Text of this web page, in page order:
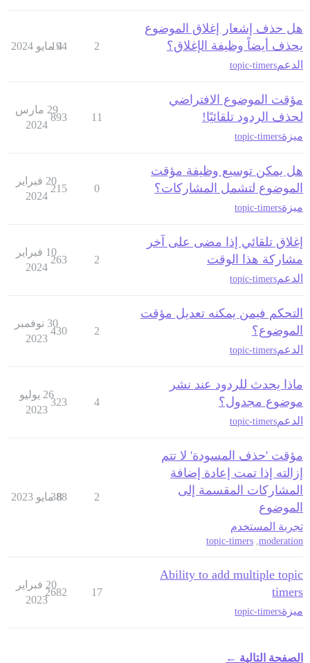
هل حذف إشعار إغلاق الموضوع
يحذف أيضاً وظيفة الإغلاق؟
الدعمtopic-timers
2
194
4 مايو 2024
مؤقت الموضوع الافتراضي
لحذف الردود تلقائيًا!
ميزةtopic-timers
11
893
29 مارس
2024
هل يمكن توسيع وظيفة مؤقت
الموضوع لتشمل المشاركات؟
ميزةtopic-timers
0
215
20 فبراير
2024
إغلاق تلقائي إذا مضى على آخر
مشاركة هذا الوقت
الدعمtopic-timers
2
263
10 فبراير
2024
التحكم فيمن يمكنه تعديل مؤقت
الموضوع؟
الدعمtopic-timers
2
430
30 نوفمبر
2023
ماذا يحدث للردود عند نشر
موضوع مجدول؟
الدعمtopic-timers
4
323
26 يوليو
2023
مؤقت 'حذف المسودة' لا تتم
إزالته إذا تمت إعادة إضافة
المشاركات المقسمة إلى
الموضوع
تجربة المستخدم
moderation
,
topic-timers
2
388
8 مايو 2023
Ability to add multiple topic
timers
ميزةtopic-timers
17
2682
20 فبراير
2023
الصفحة التالية ←